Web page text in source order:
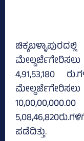
ಮೇಲ್ದರ್ಜೆಗೇರಿಸಲು
4,91,53,180
ಪಡೆದಿತ್ತು.